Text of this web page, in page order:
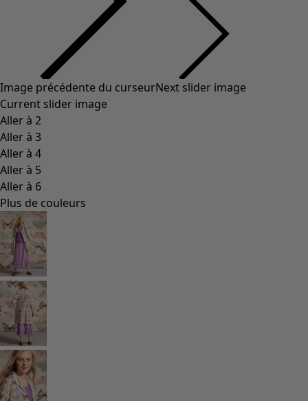
Collections
Dans l'univers du kimono
Monsoon
Étendues champêtres
Coimbatore
Les classiques de Gudrun
Des tournesols pour le HCR